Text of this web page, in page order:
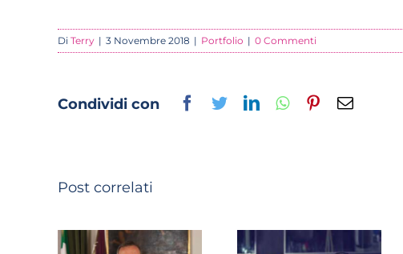
Di Terry | 3 Novembre 2018 | Portfolio | 0 Commenti
Condividi con Facebook
TwitterLinkedInWhatsapp
Pinterest
Email
Post correlati